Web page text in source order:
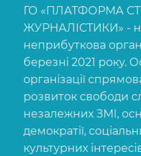
ГО «ПЛАТФОРМА
ЖУРНАЛІСТИКИ» -
неприбуткова
березні 2021 року.
організації
розвиток свободи
незалежних ЗМІ,
демократії,
культурних